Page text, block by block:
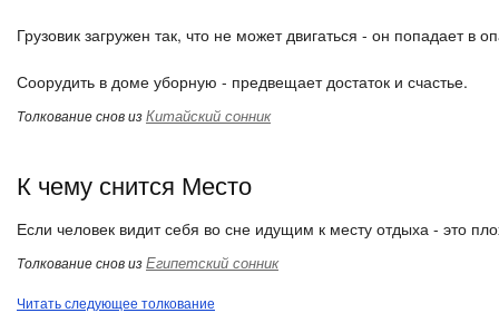
Грузовик загружен так, что не может двигаться - он попадает в
Соорудить в доме уборную - предвещает достаток и счастье.
Толкование снов изКитайский сонник
К чему снится Место
Если человек видит себя во сне идущим к месту отдыха - это
Толкование снов изЕгипетский сонник
Читать следующее толкование